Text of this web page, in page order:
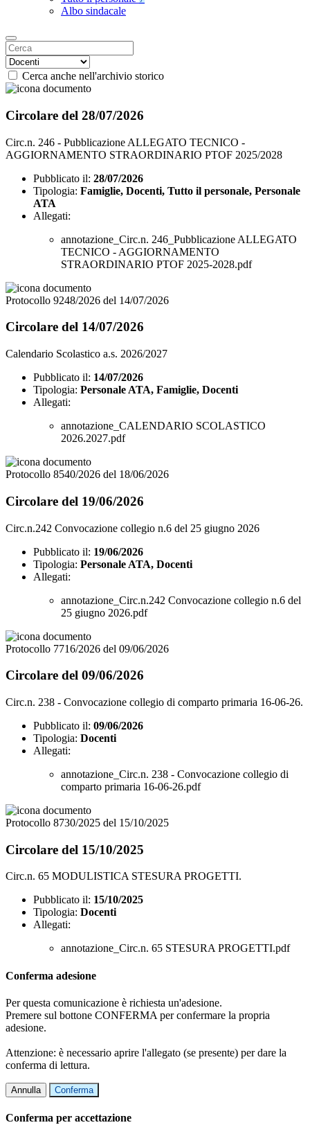
Albo sindacale
Cerca anche nell'archivio storico
Circolare del 28/07/2026
Circ.n. 246 - Pubblicazione ALLEGATO TECNICO -
AGGIORNAMENTO STRAORDINARIO PTOF 2025/2028
Pubblicato il: 28/07/2026
Tipologia: Famiglie, Docenti, Tutto il personale, Personale
ATA
Allegati:
annotazione_Circ.n. 246_Pubblicazione ALLEGATO
TECNICO - AGGIORNAMENTO
STRAORDINARIO PTOF 2025-2028.pdf
Protocollo 9248/2026 del 14/07/2026
Circolare del 14/07/2026
Calendario Scolastico a.s. 2026/2027
Pubblicato il: 14/07/2026
Tipologia: Personale ATA, Famiglie, Docenti
Allegati:
annotazione_CALENDARIO SCOLASTICO
2026.2027.pdf
Protocollo 8540/2026 del 18/06/2026
Circolare del 19/06/2026
Circ.n.242 Convocazione collegio n.6 del 25 giugno 2026
Pubblicato il: 19/06/2026
Tipologia: Personale ATA, Docenti
Allegati:
annotazione_Circ.n.242 Convocazione collegio n.6 del
25 giugno 2026.pdf
Protocollo 7716/2026 del 09/06/2026
Circolare del 09/06/2026
Circ.n. 238 - Convocazione collegio di comparto primaria 16-06-26.
Pubblicato il: 09/06/2026
Tipologia: Docenti
Allegati:
annotazione_Circ.n. 238 - Convocazione collegio di
comparto primaria 16-06-26.pdf
Protocollo 8730/2025 del 15/10/2025
Circolare del 15/10/2025
Circ.n. 65 MODULISTICA STESURA PROGETTI.
Pubblicato il: 15/10/2025
Tipologia: Docenti
Allegati:
annotazione_Circ.n. 65 STESURA PROGETTI.pdf
Conferma adesione
Per questa comunicazione è richiesta un'adesione.
Premere sul bottone CONFERMA per confermare la propria
adesione.
Attenzione: è necessario aprire l'allegato (se presente) per dare la
conferma di lettura.
Annulla Conferma
Conferma per accettazione